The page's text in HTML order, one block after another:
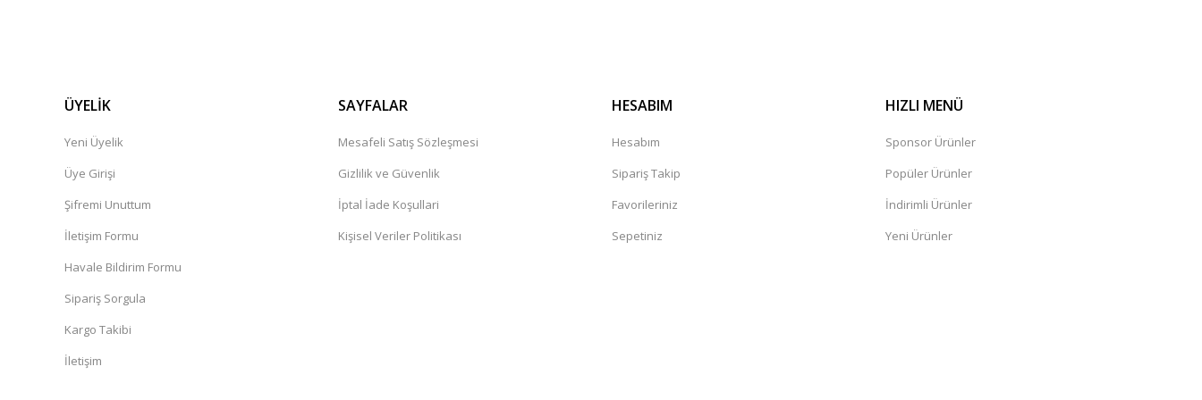
ÜYELİK
Yeni Üyelik
Üye Girişi
Şifremi Unuttum
İletişim Formu
Havale Bildirim Formu
Sipariş Sorgula
Kargo Takibi
İletişim
SAYFALAR
Mesafeli Satış Sözleşmesi
Gizlilik ve Güvenlik
İptal İade Koşullari
Kişisel Veriler Politikası
HESABIM
Hesabım
Sipariş Takip
Favorileriniz
Sepetiniz
HIZLI MENÜ
Sponsor Ürünler
Popüler Ürünler
İndirimli Ürünler
Yeni Ürünler